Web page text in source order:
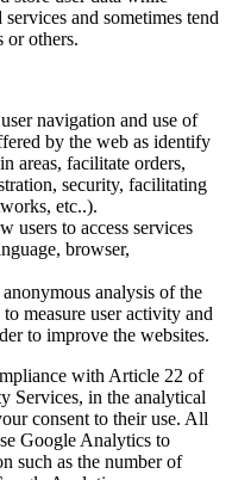
and sometimes tend
or others.
navigation and use of
by the web as identify
areas, facilitate orders,
security, facilitating
etc..).
users to access services
browser,
analysis of the
measure user activity and
to improve the websites.
with Article 22 of
Services, in the analytical
consent to their use. All
Google Analytics to
such as the number of